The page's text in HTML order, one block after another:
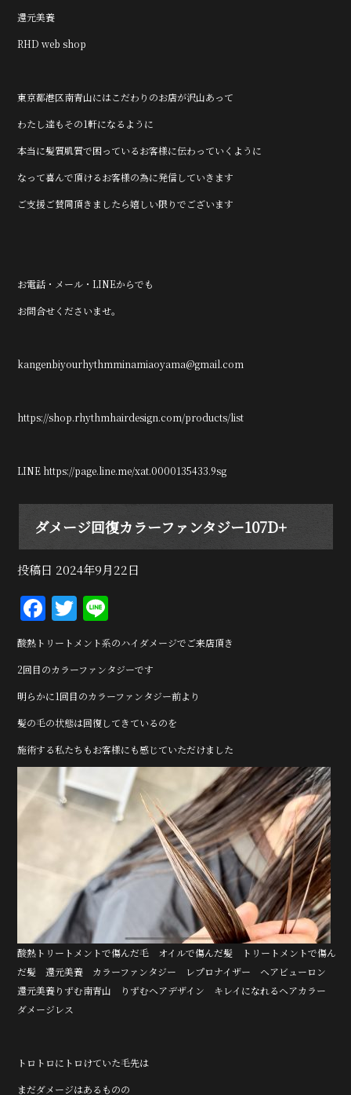
還元美養
RHD web shop
東京都港区南青山にはこだわりのお店が沢山あって
わたし達もその1軒になるように
本当に髪質肌質で困っているお客様に伝わっていくように
なって喜んで頂けるお客様の為に発信していきます
ご支援ご賛同頂きましたら嬉しい限りでございます
お電話・メール・LINEからでも
お問合せくださいませ。
kangenbiyourhythmminamiaoyama@gmail.com
https://shop.rhythmhairdesign.com/products/list
LINE https://page.line.me/xat.0000135433.9sg
ダメージ回復カラーファンタジー107D+
投稿日 2024年9月22日
F
a
c
e
b
o
o
k
T
w
it
te
r
n
e
酸熱トリートメント系のハイダメージでご来店頂き
2回目のカラーファンタジーです
明らかに1回目のカラーファンタジー前より
髪の毛の状態は回復してきているのを
施術する私たちもお客様にも感じていただけました
酸熱トリートメントで傷んだ毛 オイルで傷んだ髪 トリートメントで傷ん
だ髪 還元美養 カラーファンタジー レプロナイザー ヘアビューロン
還元美養りずむ南青山 りずむヘアデザイン キレイになれるヘアカラー
ダメージレス
トロトロにトロけていた毛先は
まだダメージはあるものの